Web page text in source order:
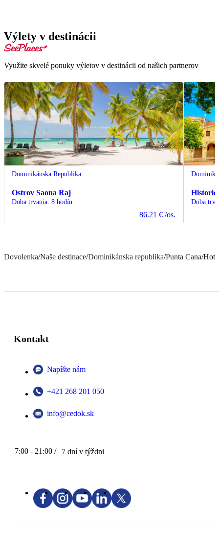
Výlety v destinácii
Využite skvelé ponuky výletov v destinácii od našich partnerov
Dominikánska Republika
Ostrov Saona Raj
Doba trvania: 8 hodín
86.21 € /os.
Doba
Dovolenka/Naše destinace/Dominikánska republika/Punta Cana/
Kontakt
Napíšte nám
+421 268 201 050
info@cedok.sk
7:00 - 21:00 / 7 dní v týždni